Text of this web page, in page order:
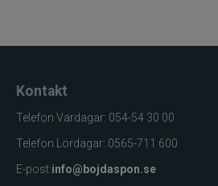
J:son
Jarvis Marine
Kamasan
Kontakt
Telefon Vardagar: 054-54 30 00
Telefon Lördagar: 0565-711 600
E-post:info@bojdaspon.se